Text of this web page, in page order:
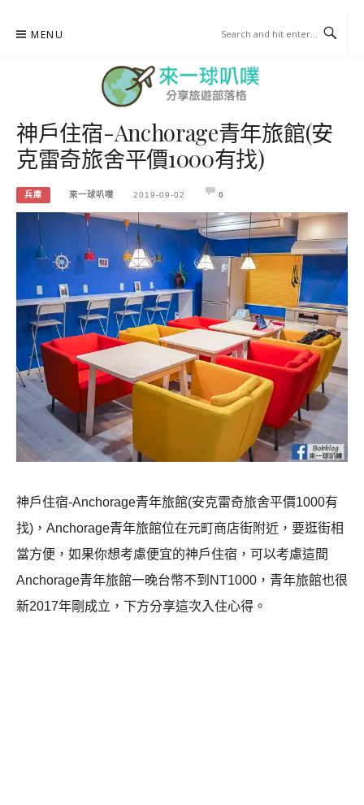
MENU
來一球叭噗
分享日本自助部落格
神戶住宿-Anchorage青年旅館(安
克雷奇旅舍平價1000有找)
兵庫 來一球叭噗 2019-09-02 0
神戶住宿-Anchorage青年旅館(安克雷奇旅舍平價1000有
找)，Anchorage青年旅館位在元町商店街附近，要逛街相
當方便，如果你想考慮便宜的神戶住宿，可以考慮這間
Anchorage青年旅館一晚台幣不到NT1000，青年旅館也很
新2017年剛成立，下方分享這次入住心得。